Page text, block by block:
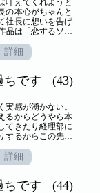
叶えてくれようと
本心がちゃんと
社長に想いを告げ
品は「恋するソワ
詳細
ちです (43)
感が湧かない。
るからどうやら本
てきたり経理部に
するからこの先大
ています。
詳細
ちです (44)